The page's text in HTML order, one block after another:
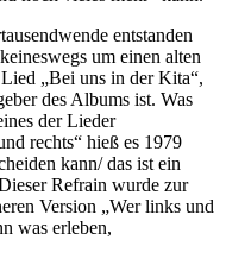
entstanden
um einen alten
„Bei uns in der Kita“,
des Albums ist. Was
der Lieder
rechts“ hieß es 1979
kann/ das ist ein
Refrain wurde zur
Version „Wer links und
was erleben,